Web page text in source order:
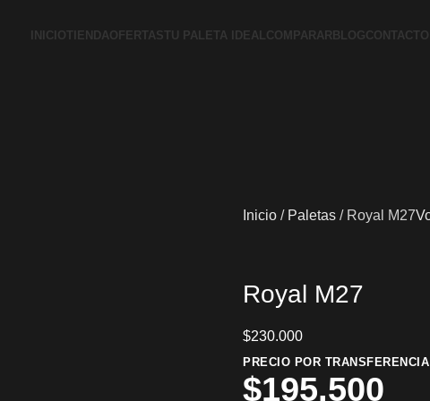
INICIOTIENDAOFERTASTU PALETA IDEALCOMPARAR BLOGCONTACTO
Inicio Paletas Royal M27
Royal M27
$230.000
PRECIO POR TRANSFERENCIA
$195.500